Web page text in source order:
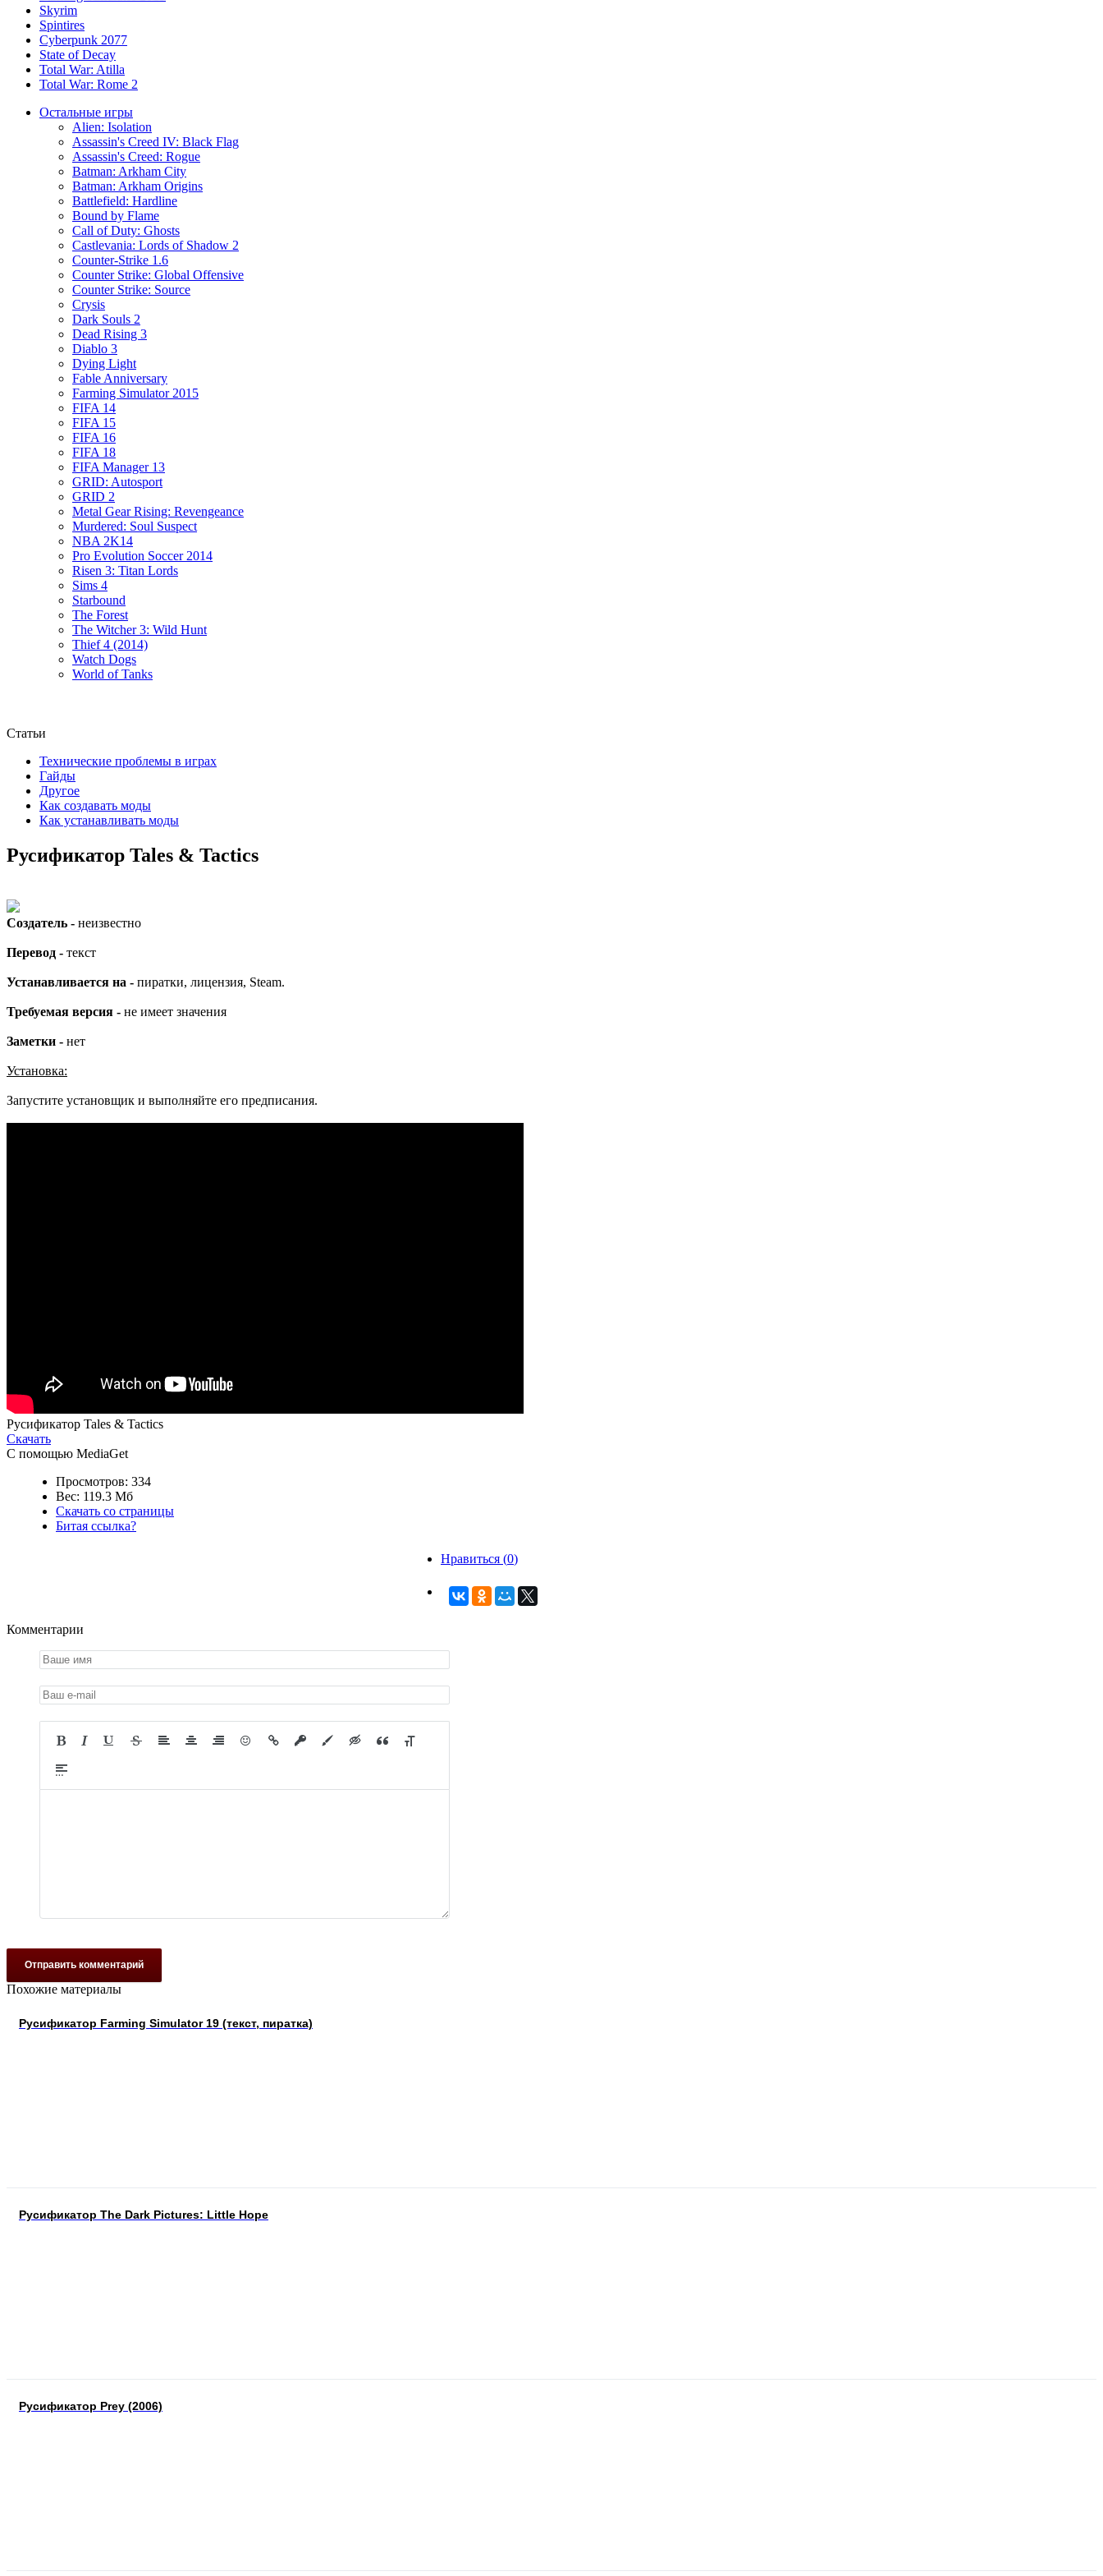
Skyrim
Spintires
Cyberpunk 2077
State of Decay
Total War: Atilla
Total War: Rome 2
Остальные игры
Alien: Isolation
Assassin's Creed IV: Black Flag
Assassin's Creed: Rogue
Batman: Arkham City
Batman: Arkham Origins
Battlefield: Hardline
Bound by Flame
Call of Duty: Ghosts
Castlevania: Lords of Shadow 2
Counter-Strike 1.6
Counter Strike: Global Offensive
Counter Strike: Source
Crysis
Dark Souls 2
Dead Rising 3
Diablo 3
Dying Light
Fable Anniversary
Farming Simulator 2015
FIFA 14
FIFA 15
FIFA 16
FIFA 18
FIFA Manager 13
GRID: Autosport
GRID 2
Metal Gear Rising: Revengeance
Murdered: Soul Suspect
NBA 2K14
Pro Evolution Soccer 2014
Risen 3: Titan Lords
Sims 4
Starbound
The Forest
The Witcher 3: Wild Hunt
Thief 4 (2014)
Watch Dogs
World of Tanks
Статьи
Технические проблемы в играх
Гайды
Другое
Как создавать моды
Как устанавливать моды
Русификатор Tales & Tactics
Создатель - неизвестно
Перевод - текст
Устанавливается на - пиратки, лицензия, Steam.
Требуемая версия - не имеет значения
Заметки - нет
Установка:
Запустите установщик и выполняйте его предписания.
Русификатор Tales & Tactics
Скачать
С помощью MediaGet
Просмотров: 334
Вес: 119.3 Мб
Скачать со страницы
Битая ссылка?
Нравиться (0)
Комментарии
Отправить комментарий
Похожие материалы
Русификатор Farming Simulator 19 (текст, пиратка)
Русификатор The Dark Pictures: Little Hope
Русификатор Prey (2006)